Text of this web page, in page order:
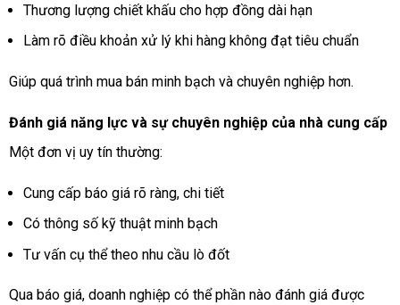
Thương lượng chiết khấu cho hợp đồng dài hạn
Làm rõ điều khoản xử lý khi hàng không đạt tiêu chuẩn
Giúp quá trình mua bán minh bạch và chuyên nghiệp hơn.
Đánh giá năng lực và sự chuyên nghiệp của nhà cung cấp
Một đơn vị uy tín thường:
Cung cấp báo giá rõ ràng, chi tiết
Có thông số kỹ thuật minh bạch
Tư vấn cụ thể theo nhu cầu lò đốt
Qua báo giá, doanh nghiệp có thể phần nào đánh giá được